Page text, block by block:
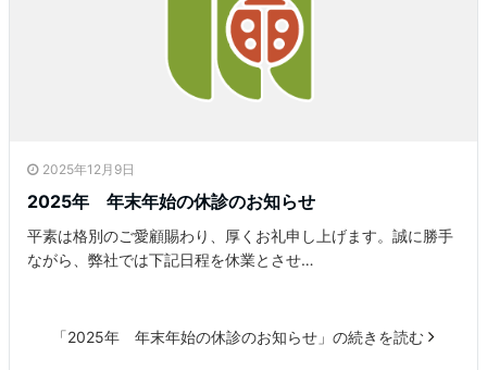
2025年12月9日
2025年 年末年始の休診のお知らせ
平素は格別のご愛顧賜わり、厚くお礼申し上げます。誠に勝手
ながら、弊社では下記日程を休業とさせ…
「2025年 年末年始の休診のお知らせ」の続きを読む